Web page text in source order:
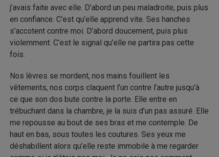
j’avais faite avec elle. D’abord un peu maladroite, puis plus
en confiance. C’est qu’elle apprend vite. Ses hanches
s’accotent contre moi. D’abord doucement, puis plus
violemment. C’est le signal qu’elle ne partira pas cette
fois.
Nos lèvres se mordent, nos mains fouillent les
vêtements, nos corps claquent l’un contre l’autre jusqu’à
ce que son dos bute contre la porte. Elle entre en
trébuchant dans la chambre, je la suis d’un pas assuré. Elle
me repousse au bout de ses bras et me contemple. De
haut en bas, sous toutes les coutures. Ses yeux me
déshabillent alors qu’elle reste immobile à me regarder